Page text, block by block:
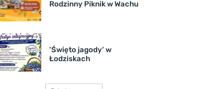
Rodzinny Piknik w Wachu
’Święto jagody’ w
Łodziskach